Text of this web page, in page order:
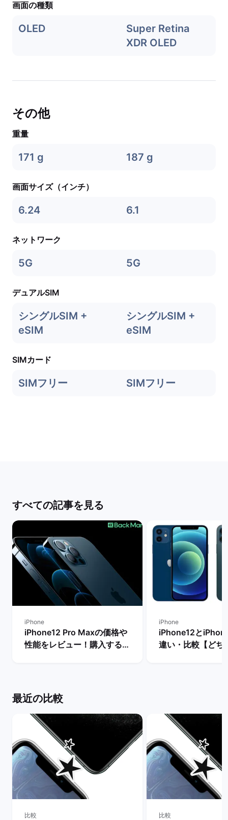
画面の種類
OLED
Super Retina
XDR OLED
その他
重量
171 g 187 g
画面サイズ（インチ）
6.24 6.1
ネットワーク
5G 5G
デュアルSIM
シングルSIM +
eSIM
シングルSIM +
eSIM
SIMカード
SIMフリー SIMフリー
すべての記事を見る
iPhone
iPhone12 Pro Maxの価格や
性能をレビュー！購入するメ
iPhone
iPhone12と
違い・比較【どち
最近の比較
比較 比較